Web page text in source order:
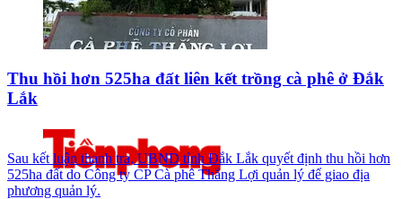
Thu hồi hơn 525ha đất liên kết trồng cà phê ở Đắk
Lắk
Sau kết luận thanh tra, UBND tỉnh Đắk Lắk quyết định thu hồi hơn
525ha đất do Công ty CP Cà phê Thắng Lợi quản lý để giao địa
phương quản lý.